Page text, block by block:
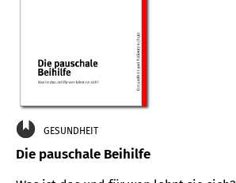
GESUNDHEIT
Die pauschale Beihilfe